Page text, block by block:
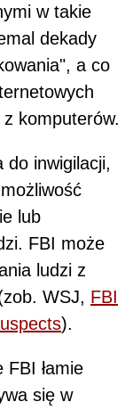
w takie
dekady
a co
komputerów.
do inwigilacji,
lub
FBI może
ludzi z
WSJ, FBI
).
łamie
się w